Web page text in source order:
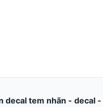
decal tem nhãn - decal -